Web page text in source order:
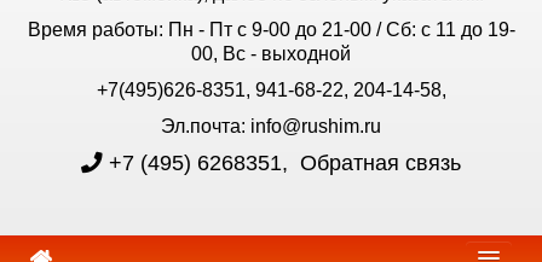
Время работы: Пн - Пт с 9-00 до 21-00 / Сб: с 11 до 19-
00, Вс - выходной
+7(495)626-8351, 941-68-22, 204-14-58,
Эл.почта: info@rushim.ru
+7 (495) 6268351, Обратная связь